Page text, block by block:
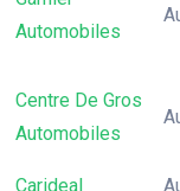
Automobiles
Centre De Gros
Automobiles
Carideal